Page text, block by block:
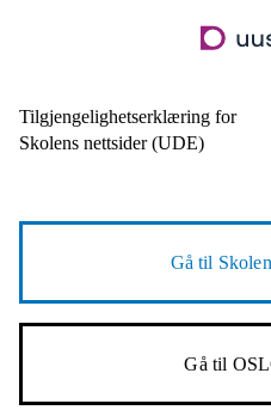
Tilgjengelighetserklæring for
Skolens nettsider (UDE)
Gå til
Gå til